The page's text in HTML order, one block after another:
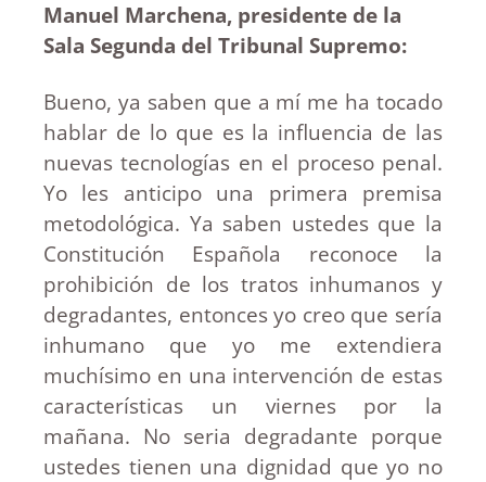
Manuel Marchena, presidente de la
Sala Segunda del Tribunal Supremo:
Bueno, ya saben que a mí me ha tocado
hablar de lo que es la influencia de las
nuevas tecnologías en el proceso penal.
Yo les anticipo una primera premisa
metodológica. Ya saben ustedes que la
Constitución Española reconoce la
prohibición de los tratos inhumanos y
degradantes, entonces yo creo que sería
inhumano que yo me extendiera
muchísimo en una intervención de estas
características un viernes por la
mañana. No seria degradante porque
ustedes tienen una dignidad que yo no